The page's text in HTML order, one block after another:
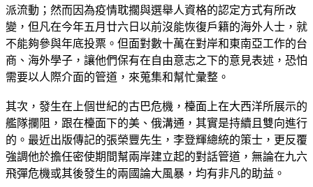
派流動；然而因為疫情耽擱與選舉人資格的認定方式有所改
變，但凡在今年五月廿六日以前沒能恢復戶籍的海外人士，就
不能夠參與年底投票。但面對數十萬在對岸和東南亞工作的台
商、海外學子，讓他們保有在自由意志之下的意見表述，恐怕
需要以人際介面的管道，來蒐集和幫忙彙整。
其次，發生在上個世紀的古巴危機，檯面上在大西洋所展示的
艦隊攔阻，跟在檯面下的美、俄溝通，其實是持續且雙向進行
的。最近出版傳記的張榮豐先生，李登輝總統的策士，更反覆
強調他於擔任密使期間幫兩岸建立起的對話管道，無論在九六
飛彈危機或其後發生的兩國論大風暴，均有非凡的助益。